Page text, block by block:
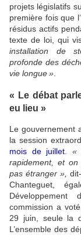
projets législatifs
première fois que
résidus actifs
texte de loi, qui
installation de
profonde des
vie longue»
« Le débat
eu lieu »
Le gouvernement
la session
mois de juillet. «
rapidement, et on
pas étranger »,
Chanteguet,
Développement
commission a
29 juin, seule la
L’ensemble des